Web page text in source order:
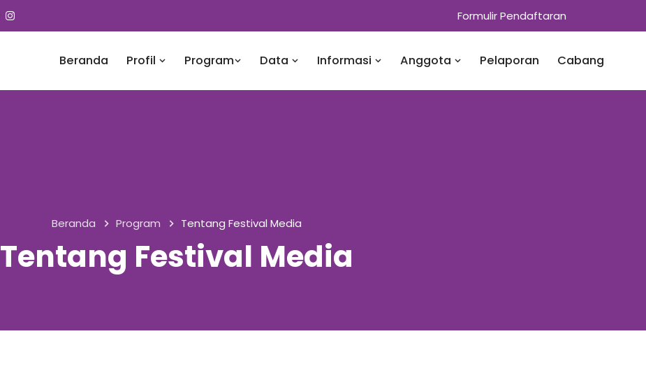
Formulir Pendaftaran
Beranda Profil Program Data Informasi Anggota Pelaporan Cabang
Beranda Program Tentang Festival Media
Tentang Festival Media